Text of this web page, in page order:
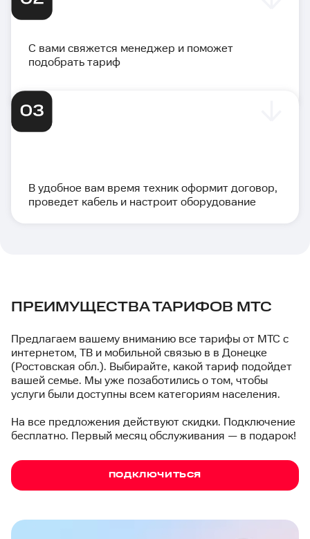
С вами свяжется менеджер и поможет
подобрать тариф
В удобное вам время техник оформит договор,
проведет кабель и настроит оборудование
ПРЕИМУЩЕСТВА ТАРИФОВ МТС
Предлагаем вашему вниманию все тарифы от МТС с
интернетом, ТВ и мобильной связью в в Донецке
(Ростовская обл.). Выбирайте, какой тариф подойдет
вашей семье. Мы уже позаботились о том, чтобы
услуги были доступны всем категориям населения.
На все предложения действуют скидки. Подключение
бесплатно. Первый месяц обслуживания — в подарок!
ПОДКЛЮЧИТЬСЯ